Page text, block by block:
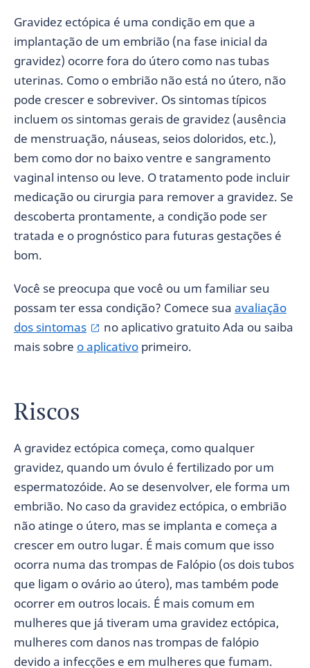
Gravidez ectópica é uma condição em que a
implantação de um embrião (na fase inicial da
gravidez) ocorre fora do útero como nas tubas
uterinas. Como o embrião não está no útero, não
pode crescer e sobreviver. Os sintomas típicos
incluem os sintomas gerais de gravidez (ausência
de menstruação, náuseas, seios doloridos, etc.),
bem como dor no baixo ventre e sangramento
vaginal intenso ou leve. O tratamento pode incluir
medicação ou cirurgia para remover a gravidez. Se
descoberta prontamente, a condição pode ser
tratada e o prognóstico para futuras gestações é
bom.
Você se preocupa que você ou um familiar seu
possam ter essa condição? Comece sua avaliação
dos sintomas
no aplicativo gratuito Ada ou saiba
mais sobre o aplicativo primeiro.
Riscos
A gravidez ectópica começa, como qualquer
gravidez, quando um óvulo é fertilizado por um
espermatozóide. Ao se desenvolver, ele forma um
embrião. No caso da gravidez ectópica, o embrião
não atinge o útero, mas se implanta e começa a
crescer em outro lugar. É mais comum que isso
ocorra numa das trompas de Falópio (os dois tubos
que ligam o ovário ao útero), mas também pode
ocorrer em outros locais. É mais comum em
mulheres que já tiveram uma gravidez ectópica,
mulheres com danos nas trompas de falópio
devido a infecções e em mulheres que fumam.